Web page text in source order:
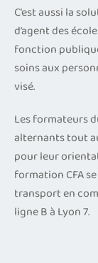
C’est aussi la
d’agent des
fonction
soins aux
visé.
Les formateurs
alternants tout
pour leur
formation CFA
transport en
ligne B à Lyon 7.